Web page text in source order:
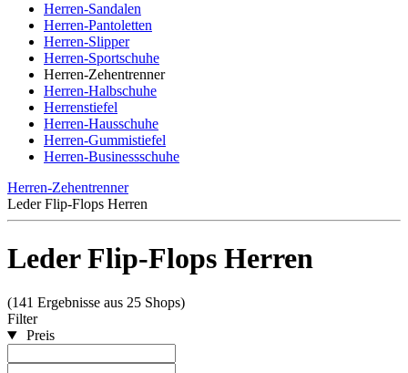
Herren-Sandalen
Herren-Pantoletten
Herren-Slipper
Herren-Sportschuhe
Herren-Zehentrenner
Herren-Halbschuhe
Herrenstiefel
Herren-Hausschuhe
Herren-Gummistiefel
Herren-Businessschuhe
Herren-Zehentrenner
Leder Flip-Flops Herren
Leder Flip-Flops Herren
(141 Ergebnisse aus 25 Shops)
Filter
Preis